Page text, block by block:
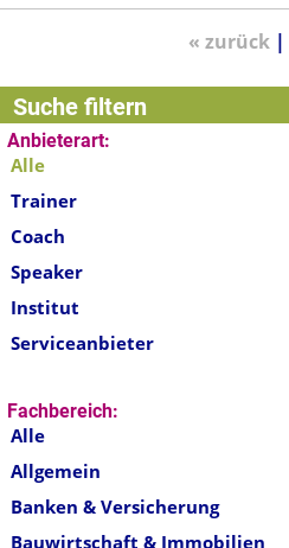
« zurück |
Suche filtern
Anbieterart:
Alle
Trainer
Coach
Speaker
Institut
Serviceanbieter
Fachbereich:
Alle
Allgemein
Banken & Versicherung
Bauwirtschaft & Immobilien